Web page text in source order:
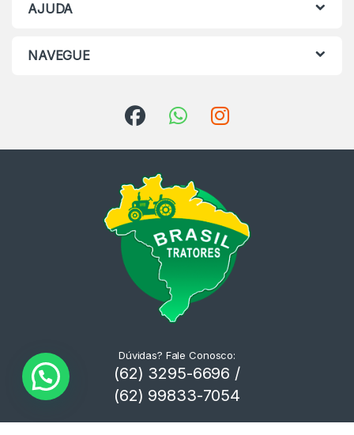
AJUDA
NAVEGUE
Dúvidas? Fale Conosco:
(62) 3295-6696 /
(62) 99833-7054